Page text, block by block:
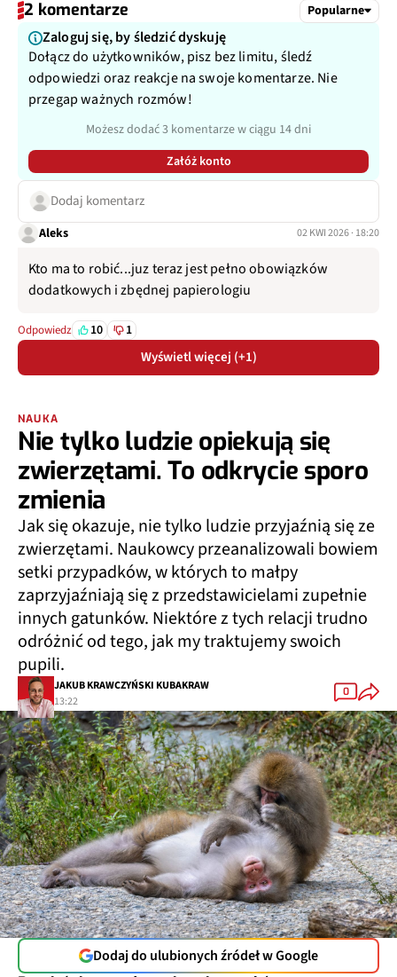
2 komentarze Popularne
Zaloguj się, by śledzić dyskuję
Dołącz do użytkowników, pisz bez limitu, śledź
odpowiedzi oraz reakcje na swoje komentarze. Nie
przegap ważnych rozmów!
Możesz dodać 3 komentarze w ciągu 14 dni
Załóż konto
Dodaj komentarz
Aleks 02 KWI 2026 · 18:20
Kto ma to robić...juz teraz jest pełno obowiązków
dodatkowych i zbędnej papierologiu
Odpowiedz 10 1
Wyświetl więcej (+1)
NAUKA
Nie tylko ludzie opiekują się
zwierzętami. To odkrycie sporo
zmienia
Jak się okazuje, nie tylko ludzie przyjaźnią się ze
zwierzętami. Naukowcy przeanalizowali bowiem
setki przypadków, w których to małpy
zaprzyjaźniają się z przedstawicielami zupełnie
innych gatunków. Niektóre z tych relacji trudno
odróżnić od tego, jak my traktujemy swoich
pupili.
JAKUB KRAWCZYŃSKI KUBAKRAW
13:22
0
Dodaj do ulubionych źródeł w Google